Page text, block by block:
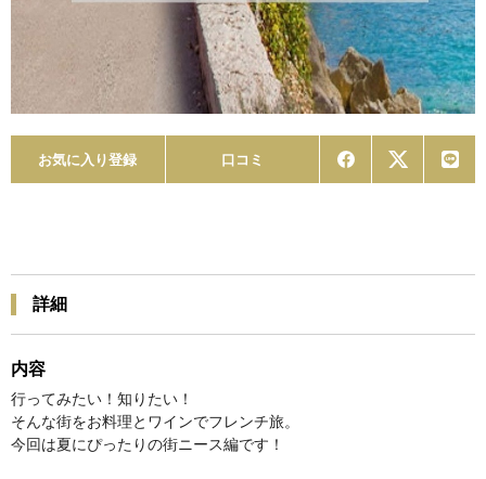
お気に入り登録 口コミ
詳細
内容
行ってみたい！知りたい！
そんな街をお料理とワインでフレンチ旅。
今回は夏にぴったりの街ニース編です！